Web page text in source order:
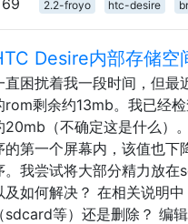
2.2-froyo htc-desire
Desire内部存储空
直困扰着我一段时间，但最
rom剩余约13mb。我已经
20mb（不确定这是什么）
的第一个屏幕内，该值也
。我尝试将大部分精力放在
及如何解决？ 在相关说明
（sdcard等）还是删除？ 编